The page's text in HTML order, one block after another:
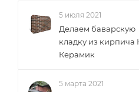
5 июля 2021
Делаем баварскую
кладку из кирпича
Керамик
5 марта 2021